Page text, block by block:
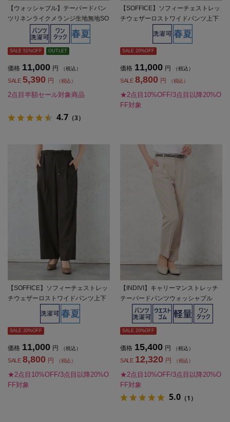
【ウォッシャブル】テーパードパン
ツリネンライクメランジ生地無地SO
FFICE春夏【レディース】
SALE 51%OFF OUTLET
価格 11,000 円 （税込）
SALE 5,390 円 （税込）
2点目半額セール対象商品
4.7 （3）
【SOFFICE】ソフィーチェストレッ
チウェザーロストワイドパンツ上下
ウォッシャブル春夏【レディース】
SALE 20%OFF
価格 11,000 円 （税込）
SALE 8,800 円 （税込）
★2点目10%OFF/3点目以降20%O
FF対象
【SOFFICE】ソフィーチェストレッ
チウェザーロストワイドパンツ上下
ウォッシャブル春夏【レディース】
SALE 20%OFF
価格 11,000 円 （税込）
SALE 8,800 円 （税込）
★2点目10%OFF/3点目以降20%O
FF対象
【INDIVI】キャリーマンストレッチ
テーパードパンツウォッシャブル
【レディース】
SALE 20%OFF
価格 15,400 円 （税込）
SALE 12,320 円 （税込）
★2点目10%OFF/3点目以降20%O
FF対象
5.0 （1）